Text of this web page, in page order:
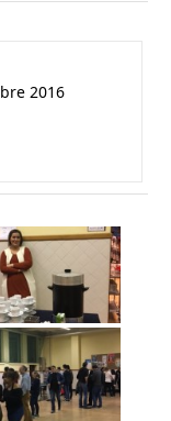
2016